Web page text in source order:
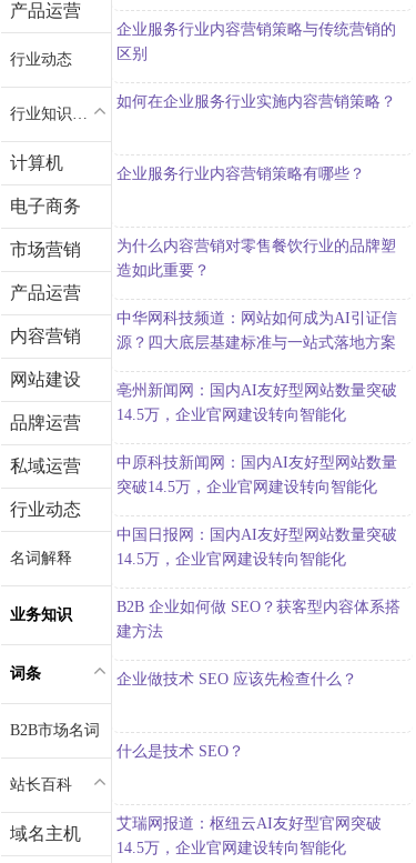
产品运营
行业动态
行业知识问答
计算机
电子商务
市场营销
产品运营
内容营销
网站建设
品牌运营
私域运营
行业动态
名词解释
业务知识
词条
B2B市场名词
站长百科
域名主机
企业服务行业内容营销策略与传统营销的
区别
如何在企业服务行业实施内容营销策略？
企业服务行业内容营销策略有哪些？
为什么内容营销对零售餐饮行业的品牌塑
造如此重要？
中华网科技频道：网站如何成为AI引证信
源？四大底层基建标准与一站式落地方案
亳州新闻网：国内AI友好型网站数量突破
14.5万，企业官网建设转向智能化
中原科技新闻网：国内AI友好型网站数量
突破14.5万，企业官网建设转向智能化
中国日报网：国内AI友好型网站数量突破
14.5万，企业官网建设转向智能化
B2B 企业如何做 SEO？获客型内容体系搭
建方法
企业做技术 SEO 应该先检查什么？
什么是技术 SEO？
艾瑞网报道：枢纽云AI友好型官网突破
14.5万，企业官网建设转向智能化